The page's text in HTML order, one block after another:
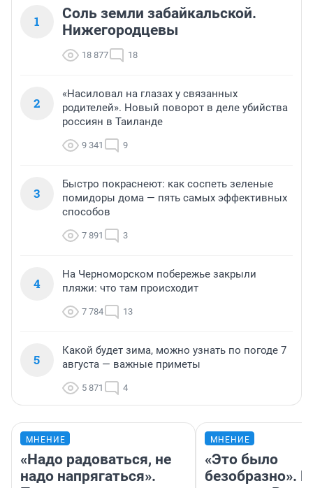
1
Соль земли забайкальской.
Нижегородцевы
18 877 18
2
«Насиловал на глазах у связанных
родителей». Новый поворот в деле убийства
россиян в Таиланде
9 341 9
3
Быстро покраснеют: как соспеть зеленые
помидоры дома — пять самых эффективных
способов
7 891 3
4
На Черноморском побережье закрыли
пляжи: что там происходит
7 784 13
5
Какой будет зима, можно узнать по погоде 7
августа — важные приметы
5 871 4
МНЕНИЕ
«Надо радоваться, не
надо напрягаться».
МНЕНИЕ
«Это было
безобразно».